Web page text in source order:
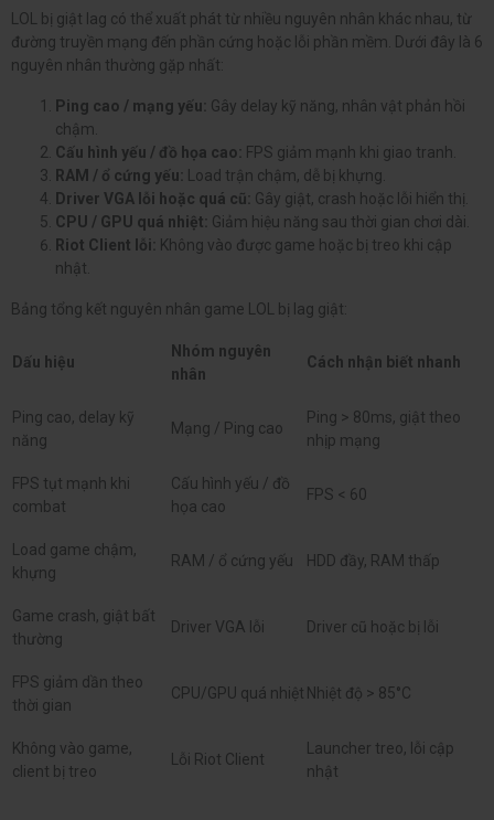
LOL bị giật lag có thể xuất phát từ nhiều nguyên nhân khác nhau, từ
đường truyền mạng đến phần cứng hoặc lỗi phần mềm. Dưới đây là 6
nguyên nhân thường gặp nhất:
Ping cao / mạng yếu: Gây delay kỹ năng, nhân vật phản hồi
chậm.
Cấu hình yếu / đồ họa cao: FPS giảm mạnh khi giao tranh.
RAM / ổ cứng yếu: Load trận chậm, dễ bị khựng.
Driver VGA lỗi hoặc quá cũ: Gây giật, crash hoặc lỗi hiển thị.
CPU / GPU quá nhiệt: Giảm hiệu năng sau thời gian chơi dài.
Riot Client lỗi: Không vào được game hoặc bị treo khi cập
nhật.
Bảng tổng kết nguyên nhân game LOL bị lag giật:
Dấu hiệu
Nhóm nguyên
nhân
Cách nhận biết nhanh
Ping cao, delay kỹ
năng
Mạng / Ping cao
Ping > 80ms, giật theo
nhịp mạng
FPS tụt mạnh khi
combat
Cấu hình yếu / đồ
họa cao
FPS < 60
Load game chậm,
khựng
RAM / ổ cứng yếu HDD đầy, RAM thấp
Game crash, giật bất
thường
Driver VGA lỗi Driver cũ hoặc bị lỗi
FPS giảm dần theo
thời gian
CPU/GPU quá nhiệt Nhiệt độ > 85°C
Không vào game,
client bị treo
Lỗi Riot Client
Launcher treo, lỗi cập
nhật